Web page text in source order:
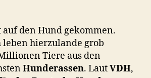
auf den Hund gekommen.
hierzulande grob
Tiere aus den
Hunderassen. LautVDH,